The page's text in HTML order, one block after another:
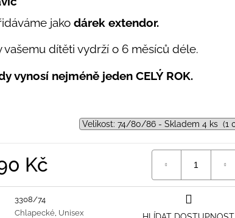
jako dárek extendor.
vašemu dítěti vydrží o 6 měsíců déle.
vynosí nejméně jeden CELÝ ROK.
Kč
3308/74
Chlapecké Unisex
435 Kč